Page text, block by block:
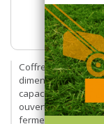
Coffre léger et de
dimensions passe-
capacité de 340
ouverture latérale
fermeture à clé